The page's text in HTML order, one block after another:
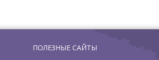
ПОЛЕЗНЫЕ САЙТЫ